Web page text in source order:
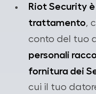
Riot Security
trattamento,
conto del tuo
personali
fornitura dei
cui il tuo